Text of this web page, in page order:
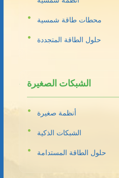
محطات طاقة شمسية
حلول الطاقة المتجددة
الشبكات الصغيرة
أنظمة صغيرة
الشبكات الذكية
حلول الطاقة المستدامة